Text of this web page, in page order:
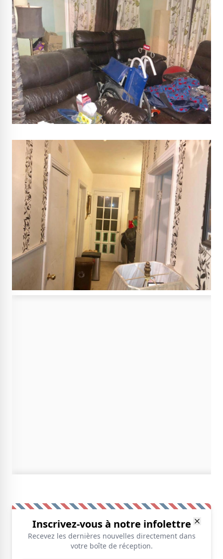
Inscrivez-vous à notre infolettre
Recevez les dernières nouvelles directement dans
votre boîte de réception.